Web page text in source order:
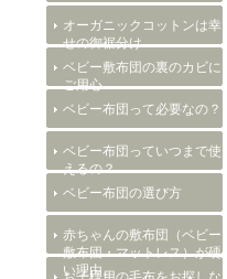
オーガニックコットンは幸
せの御裾分け
ベビー敷布団の裏のカビに
ご用心
ベビー布団って必要なの？
ベビー布団っていつまで使
えるの？
ベビー布団の選び方
赤ちゃんの敷布団（ベビー
敷布団・マットレス）が硬
い理由。